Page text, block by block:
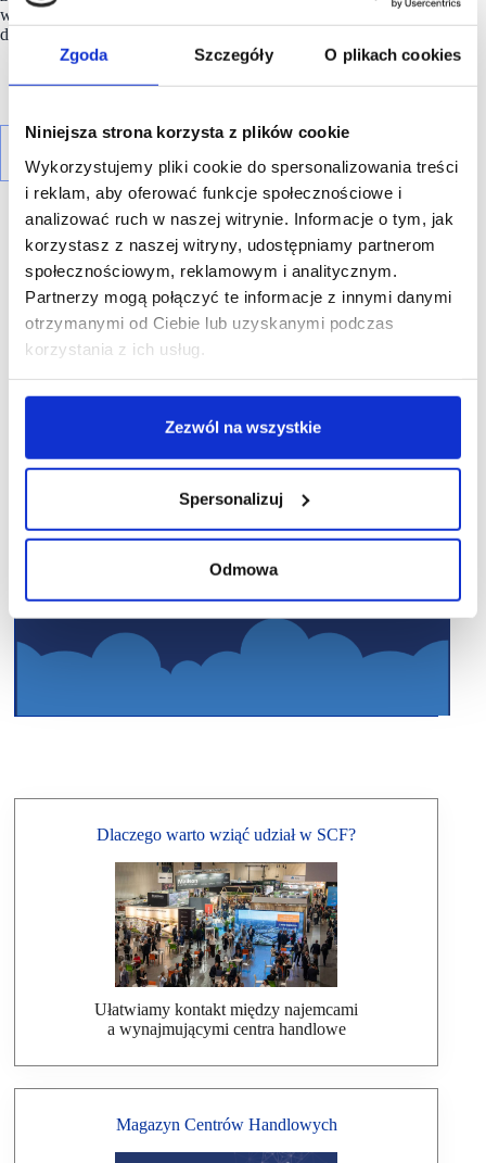
Zgoda Szczegóły O plikach cookies
Niniejsza strona korzysta z plików cookie
Wykorzystujemy pliki cookie do spersonalizowania treści
i reklam, aby oferować funkcje społecznościowe i
analizować ruch w naszej witrynie. Informacje o tym, jak
korzystasz z naszej witryny, udostępniamy partnerom
społecznościowym, reklamowym i analitycznym.
Partnerzy mogą połączyć te informacje z innymi danymi
otrzymanymi od Ciebie lub uzyskanymi podczas
korzystania z ich usług.
Zezwól na wszystkie
Spersonalizuj
Odmowa
w galeriach handlowych maja pozostać zamknięte
do odwołania.
R E K L A M A
Dlaczego warto wziąć udział w SCF?
Ułatwiamy kontakt między najemcami
a wynajmującymi centra handlowe
Magazyn Centrów Handlowych